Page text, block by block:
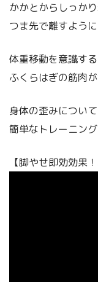
かかとからしっかり
つま先で離すように
体重移動を意識する
ふくらはぎの筋肉
身体の歪みについて
簡単なトレーニング
【脚やせ即効効果